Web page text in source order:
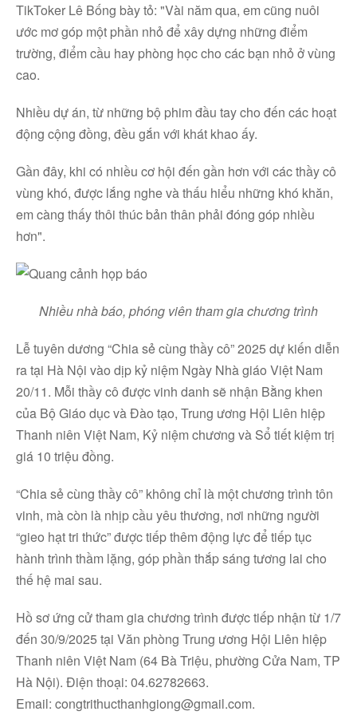
TikToker Lê Bống bày tỏ: "Vài năm qua, em cũng nuôi
ước mơ góp một phần nhỏ để xây dựng những điểm
trường, điểm cầu hay phòng học cho các bạn nhỏ ở vùng
cao.
Nhiều dự án, từ những bộ phim đầu tay cho đến các hoạt
động cộng đồng, đều gắn với khát khao ấy.
Gần đây, khi có nhiều cơ hội đến gần hơn với các thầy cô
vùng khó, được lắng nghe và thấu hiểu những khó khăn,
em càng thấy thôi thúc bản thân phải đóng góp nhiều
hơn".
Nhiều nhà báo, phóng viên tham gia chương trình
Lễ tuyên dương “Chia sẻ cùng thầy cô” 2025 dự kiến diễn
ra tại Hà Nội vào dịp kỷ niệm Ngày Nhà giáo Việt Nam
20/11. Mỗi thầy cô được vinh danh sẽ nhận Bằng khen
của Bộ Giáo dục và Đào tạo, Trung ương Hội Liên hiệp
Thanh niên Việt Nam, Kỷ niệm chương và Sổ tiết kiệm trị
giá 10 triệu đồng.
“Chia sẻ cùng thầy cô” không chỉ là một chương trình tôn
vinh, mà còn là nhịp cầu yêu thương, nơi những người
“gieo hạt tri thức” được tiếp thêm động lực để tiếp tục
hành trình thầm lặng, góp phần thắp sáng tương lai cho
thế hệ mai sau.
Hồ sơ ứng cử tham gia chương trình được tiếp nhận từ 1/7
đến 30/9/2025 tại Văn phòng Trung ương Hội Liên hiệp
Thanh niên Việt Nam (64 Bà Triệu, phường Cửa Nam, TP
Hà Nội). Điện thoại: 04.62782663.
Email: congtrithucthanhgiong@gmail.com.